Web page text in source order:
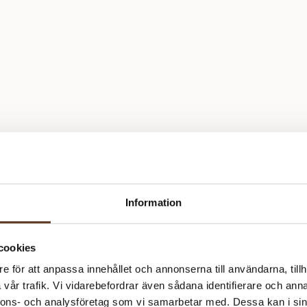
Information
för att anpassa innehållet och annonserna till användarna,
trafik. Vi vidarebefordrar även sådana identifierare och
och analysföretag som vi samarbetar med. Dessa kan i